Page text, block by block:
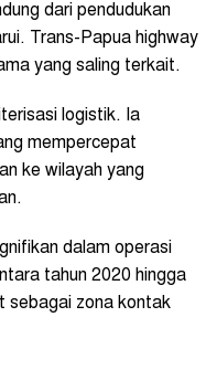
dari pendudukan
Trans-Papua highway
yang saling terkait.
logistik. Ia
mempercepat
ke wilayah yang
dalam operasi
tahun 2020 hingga
sebagai zona kontak